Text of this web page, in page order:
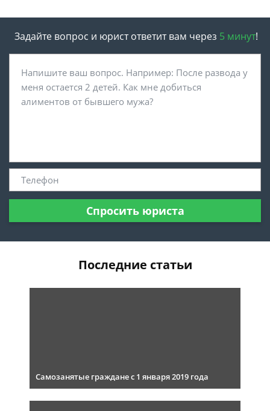
Задайте вопрос и юрист ответит вам через 5 минут!
Спросить юриста
Последние статьи
Самозанятые граждане с 1 января 2019 года